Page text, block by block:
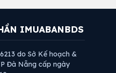
IMUABANBDS
do Sở Kế hoạch &
Đà Nẵng cấp ngày